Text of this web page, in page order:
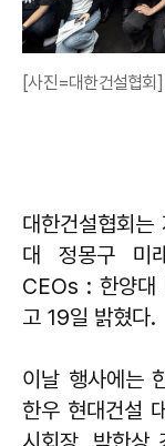
[사진=대한건설협회]
대한건설협회
대 정몽구 미
CEOs : 한양대
고 19일 밝혔다.
이날 행사에는
한우 현대건설